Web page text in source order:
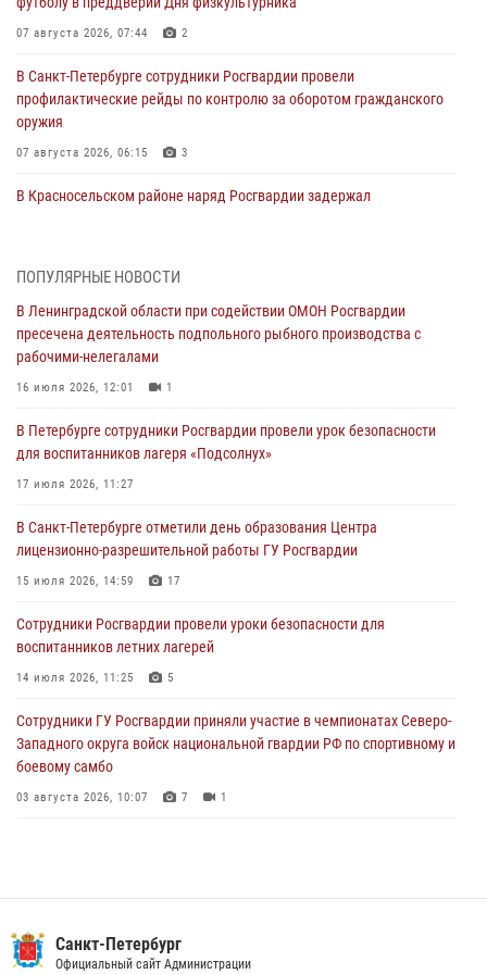
07 августа 2026, 07:44 2
В Санкт-Петербурге сотрудники Росгвардии провели
профилактические рейды по контролю за оборотом гражданского
оружия
07 августа 2026, 06:15 3
В Красносельском районе наряд Росгвардии задержал
06 августа 2026, 13:39 1
В Центральном районе росгвардейцы оперативно задержали
хулигана, стрелявшего из пускового устройства рядом с жилыми
домами
06 августа 2026, 11:36
Сотрудники и военнослужащие Росгвардии обеспечили
правопорядок при проведении матча "Зенит" - "Балтика"
06 августа 2026, 07:30
В Выборгском районе наряд Росгвардии обнаружил
разыскиваемый преступный автотранспорт
05 августа 2026, 12:25 2
Петербургские росгвардейцы обнаружили объявленный в розыск
автомобиль, ранее использовавшийся при совершении кражи в
Ленобласти
ПОПУЛЯРНЫЕ НОВОСТИ
В Ленинградской области при содействии ОМОН Росгвардии
пресечена деятельность подпольного рыбного производства с
рабочими-нелегалами
16 июля 2026, 12:01 1
В Петербурге сотрудники Росгвардии провели урок безопасности
для воспитанников лагеря «Подсолнух»
17 июля 2026, 11:27
В Санкт-Петербурге отметили день образования Центра
лицензионно-разрешительной работы ГУ Росгвардии
15 июля 2026, 14:59 17
Сотрудники Росгвардии провели уроки безопасности для
воспитанников летних лагерей
14 июля 2026, 11:25 5
Сотрудники ГУ Росгвардии приняли участие в чемпионатах Северо-
Западного округа войск национальной гвардии РФ по спортивному и
боевому самбо
03 августа 2026, 10:07 7 1
В Красногвардейском районе росгвардейцы задержали хулигана,
угрожавшего мужчине пневматическим пистолетом
Санкт-Петербург
Официальный сайт Администрации